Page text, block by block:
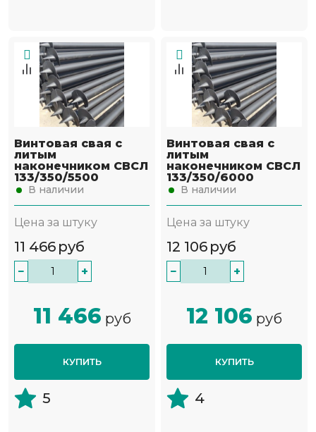
Винтовая свая с
литым
наконечником СВСЛ
133/350/5500
В наличии
Цена за штуку
11 466 руб
− +
11 466 руб
КУПИТЬ
5
Винтовая свая с
литым
наконечником СВСЛ
133/350/6000
В наличии
Цена за штуку
12 106 руб
− +
12 106 руб
КУПИТЬ
4